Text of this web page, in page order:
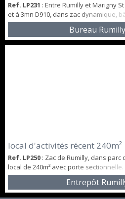
Ref. LP231 : Entre Rumilly et Marigny
et à 3mn D910, dans zac dynamique,
belle surface de bureaux lumineuse
Bureaux livrés murs isolés : cloisons
clim/chauffage, revêtement sol à
bus. Loyer annuel HT HC : 23 660€
Bureau Rumilly
local d'activités récent 240m²
Ref. LP250 : Zac de Rumilly, dans
local de 240m² avec porte
Atelier/entrepôt : 180m² Bureau,
Mezzanine : 30m² 3 parkings privatifs
commercial 3 6 9 Loyer mensuel : 2
Entrepôt